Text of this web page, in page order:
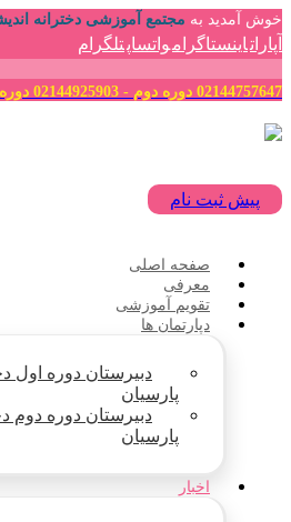
خوش آمدید به مجتمع آموزشی دخترانه
آپاراتاینستاگرامواتساپتلگرام
02144757647 دوره دوم - 02144925903 دوره اول
پیش ثبت نام
صفحه اصلی
معرفی
تقویم آموزشی
دپارتمان ها
دبیرستان دوره اول
پارسیان
دبیرستان دوره دوم
پارسیان
اخبار